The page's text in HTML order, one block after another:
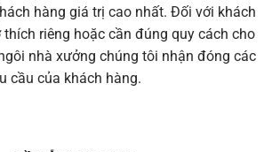
hàng giá trị cao nhất. Đối với khách
thích riêng hoặc cần đúng quy cách cho
nhà xưởng chúng tôi nhận đóng các
cầu của khách hàng.